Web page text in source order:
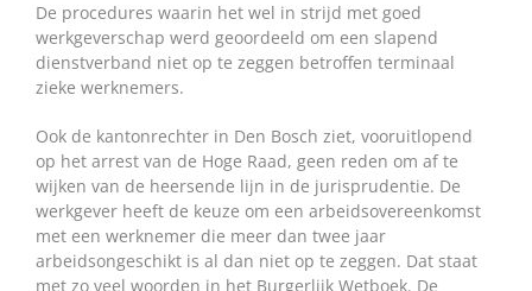
De procedures waarin het wel in strijd met goed
werkgeverschap werd geoordeeld om een slapend
dienstverband niet op te zeggen betroffen terminaal
zieke werknemers.
Ook de kantonrechter in Den Bosch ziet, vooruitlopend
op het arrest van de Hoge Raad, geen reden om af te
wijken van de heersende lijn in de jurisprudentie. De
werkgever heeft de keuze om een arbeidsovereenkomst
met een werknemer die meer dan twee jaar
arbeidsongeschikt is al dan niet op te zeggen. Dat staat
met zo veel woorden in het Burgerlijk Wetboek. De